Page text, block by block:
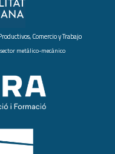
Comercio y Trabajo
metálico-mecánico